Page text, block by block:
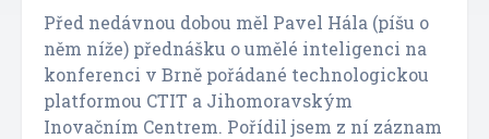
Před nedávnou dobou měl Pavel Hála (píšu o
něm níže) přednášku o umělé inteligenci na
konferenci v Brně pořádané technologickou
platformou CTIT a Jihomoravským
Inovačním Centrem. Pořídil jsem z ní záznam